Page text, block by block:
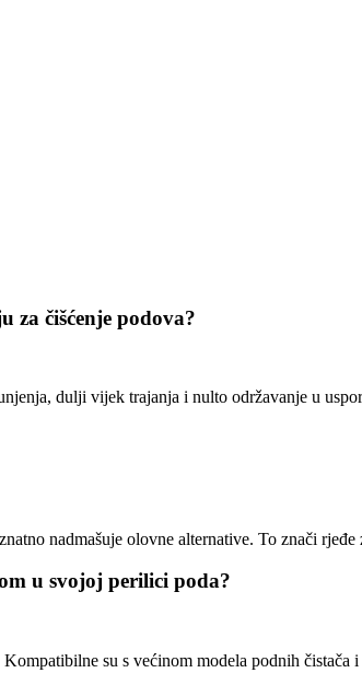
za čišćenje podova?
dulji vijek trajanja i nulto održavanje u
nadmašuje olovne alternative. To znači
u svojoj perilici poda?
su s većinom modela podnih čistača